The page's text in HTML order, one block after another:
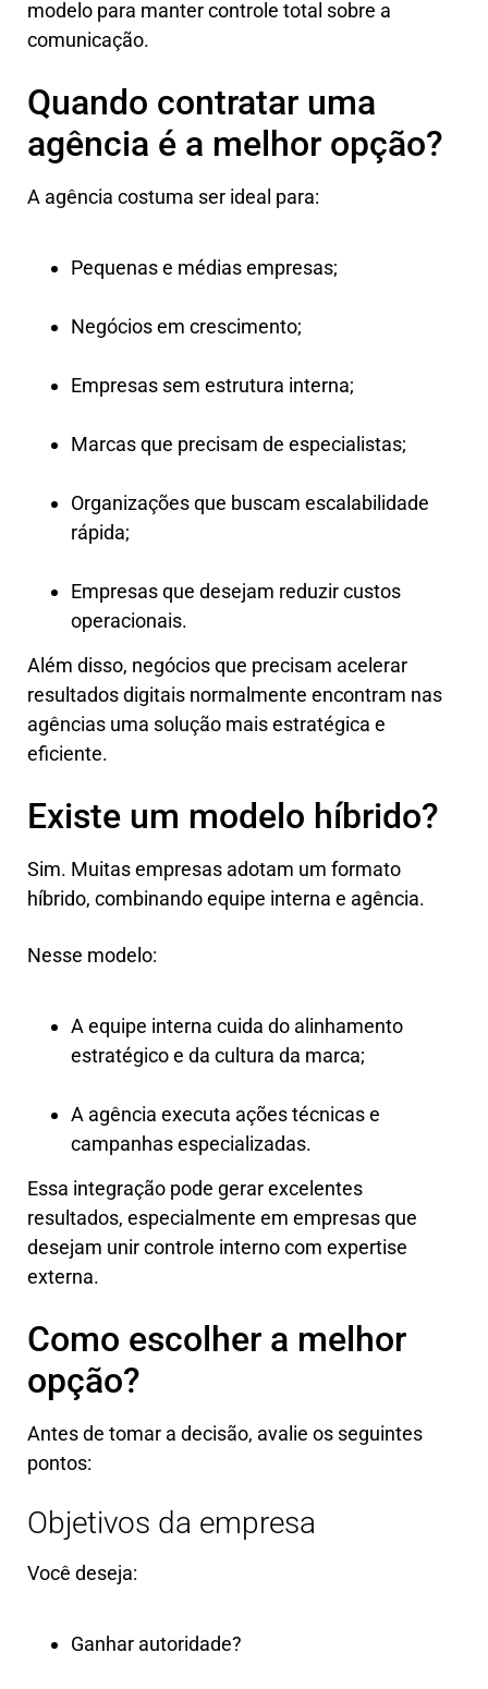
modelo para manter controle total sobre a
comunicação.
Quando contratar uma
agência é a melhor opção?
A agência costuma ser ideal para:
Pequenas e médias empresas;
Negócios em crescimento;
Empresas sem estrutura interna;
Marcas que precisam de especialistas;
Organizações que buscam escalabilidade
rápida;
Empresas que desejam reduzir custos
operacionais.
Além disso, negócios que precisam acelerar
resultados digitais normalmente encontram nas
agências uma solução mais estratégica e
eficiente.
Existe um modelo híbrido?
Sim. Muitas empresas adotam um formato
híbrido, combinando equipe interna e agência.
Nesse modelo:
A equipe interna cuida do alinhamento
estratégico e da cultura da marca;
A agência executa ações técnicas e
campanhas especializadas.
Essa integração pode gerar excelentes
resultados, especialmente em empresas que
desejam unir controle interno com expertise
externa.
Como escolher a melhor
opção?
Antes de tomar a decisão, avalie os seguintes
pontos:
Objetivos da empresa
Você deseja:
Ganhar autoridade?